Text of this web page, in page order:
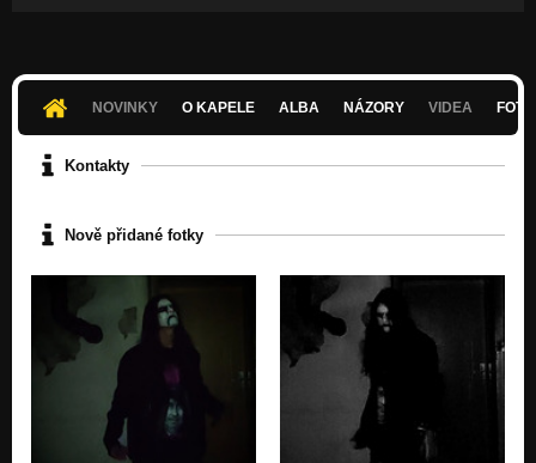
NOVINKY O KAPELE ALBA NÁZORY VIDEA
Kontakty
Nově přidané fotky